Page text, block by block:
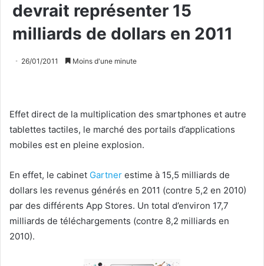
devrait représenter 15
milliards de dollars en 2011
26/01/2011 Moins d'une minute
Effet direct de la multiplication des smartphones et autre
tablettes tactiles, le marché des portails d’applications
mobiles est en pleine explosion.
En effet, le cabinet Gartner estime à 15,5 milliards de
dollars les revenus générés en 2011 (contre 5,2 en 2010)
par des différents App Stores. Un total d’environ 17,7
milliards de téléchargements (contre 8,2 milliards en
2010).